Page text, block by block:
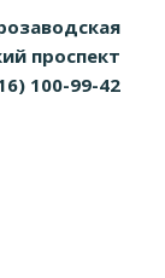
проспект
100-99-42